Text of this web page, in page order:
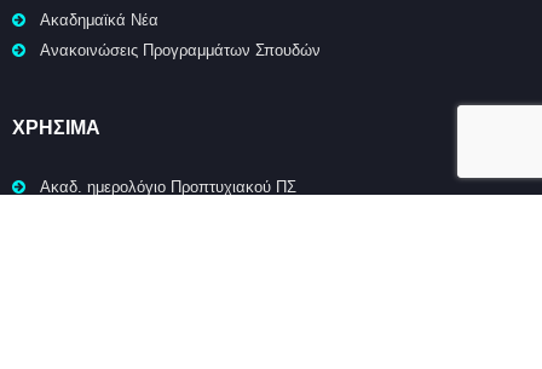
Ακαδημαϊκά Νέα
Ανακοινώσεις Προγραμμάτων Σπουδών
ΧΡΉΣΙΜΑ
Ακαδ. ημερολόγιο Προπτυχιακού ΠΣ